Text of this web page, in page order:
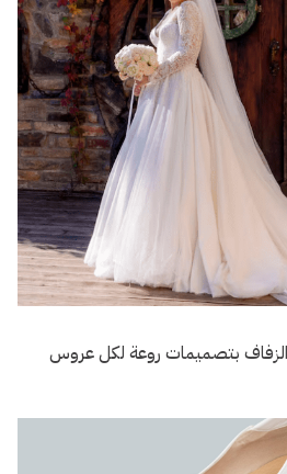
بتصميمات روعة لكل عروس